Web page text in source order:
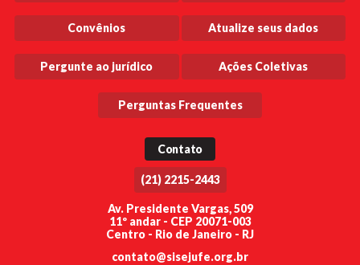
Convênios Atualize seus dados
Pergunte ao jurídico Ações Coletivas
Perguntas Frequentes
Contato
(21) 2215-2443
Av. Presidente Vargas, 509
11º andar - CEP 20071-003
Centro - Rio de Janeiro - RJ
contato@sisejufe.org.br